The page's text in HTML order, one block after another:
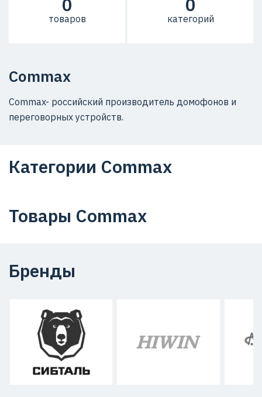
Commax
Commax- российский производитель домофонов и
переговорных устройств.
товаров категорий
Категории Commax
Товары Commax
Бренды